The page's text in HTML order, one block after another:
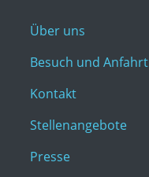
Über uns
Besuch und Anfahrt
Kontakt
Stellenangebote
Presse